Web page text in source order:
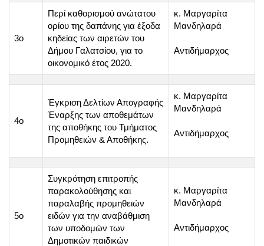
3o
Περί καθορισμού ανώτατου
ορίου της δαπάνης για έξοδα
κηδείας των αιρετών του
Δήμου Γαλατσίου, για το
οικονομικό έτος 2020.
κ. Μαργαρίτα
Μανδηλαρά
Αντιδήμαρχος
4o
Έγκριση Δελτίων Απογραφής
Έναρξης των αποθεμάτων
της αποθήκης του Τμήματος
Προμηθειών & Αποθήκης.
κ. Μαργαρίτα
Μανδηλαρά
Αντιδήμαρχος
5o
Συγκρότηση επιτροπής
παρακολούθησης και
παραλαβής προμηθειών
ειδών για την αναβάθμιση
των υποδομών των
Δημοτικών παιδικών
κ. Μαργαρίτα
Μανδηλαρά
Αντιδήμαρχος